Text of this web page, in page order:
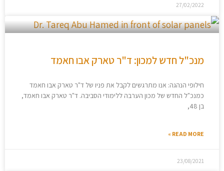
27/02/2022
מנכ"ל חדש למכון: ד"ר טארק אבו חאמד
חילופי הנהגה: אנו מתרגשים לקבל את פניו של ד"ר טארק אבו חאמד
כמנכ"ל החדש של מכון הערבה ללימודי הסביבה. ד"ר טארק אבו חאמד,
בן 48,
READ MORE »
23/08/2021